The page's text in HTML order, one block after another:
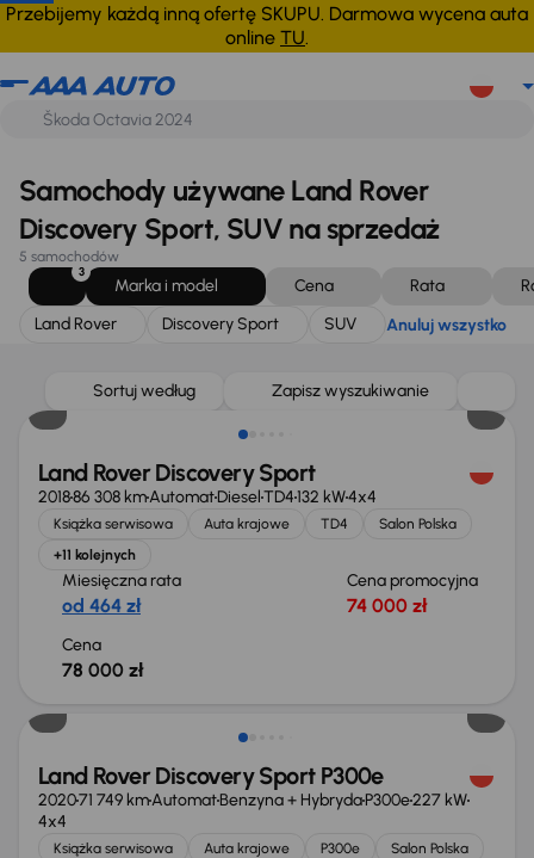
Przebijemy każdą inną ofertę SKUPU. Darmowa wycena auta
online TU.
Land Rover Discovery Sport SUV Anuluj wszystko
Samochody używane Land Rover
Discovery Sport, SUV na sprzedaż
5 samochodów
3
Marka i model Cena Rata
Land Rover
Discovery Sport SUV Anuluj wszystko
Sortuj według Zapisz wyszukiwanie
Możliwość odliczenia VAT
Land Rover Discovery Sport
201886 308 kmAutomatDieselTD4132 kW4x4
Książka serwisowa Auta krajowe TD4
Salon Polska
+11 kolejnych
Miesięczna rata
od 464 zł
Cena promocyjna
74 000 zł
Cena
78 000 zł
Możliwość odliczenia VAT
Land Rover Discovery Sport P300e
202071 749 kmAutomatBenzyna + HybrydaP300e227 kW
4x4
Książka serwisowa Auta krajowe P300e
Salon Polska